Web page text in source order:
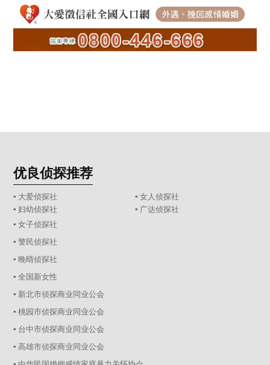
优良侦探推荐
▪ 大爱侦探社
▪ 女人侦探社
▪ 妇幼侦探社
▪ 广达侦探社
▪ 女子侦探社
▪ 警民侦探社
▪ 晚晴侦探社
▪ 全国新女性
▪ 新北市侦探商业同业公会
▪ 桃园市侦探商业同业公会
▪ 台中市侦探商业同业公会
▪ 高雄市侦探商业同业公会